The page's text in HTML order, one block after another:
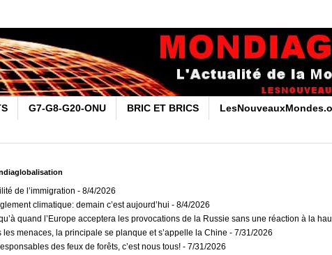
G7-G8-G20-ONU BRIC ET BRICS
de l’immigration - 8/4/2026
climatique: demain c’est aujourd’hui - 8/4/2026
quand l’Europe acceptera les provocations de la Russie sans une réaction à la
les menaces, la principale se planque et s’appelle la Chine - 7/31/2026
des feux de forêts, c’est nous tous! - 7/31/2026